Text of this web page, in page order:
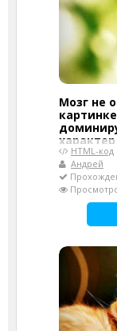
Мозг не
характер
HTML-код
Андрей